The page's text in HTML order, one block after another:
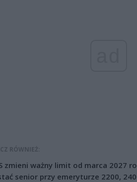
RÓWNIEŻ:
zmieni ważny limit od marca 2027
senior przy emeryturze 2200,